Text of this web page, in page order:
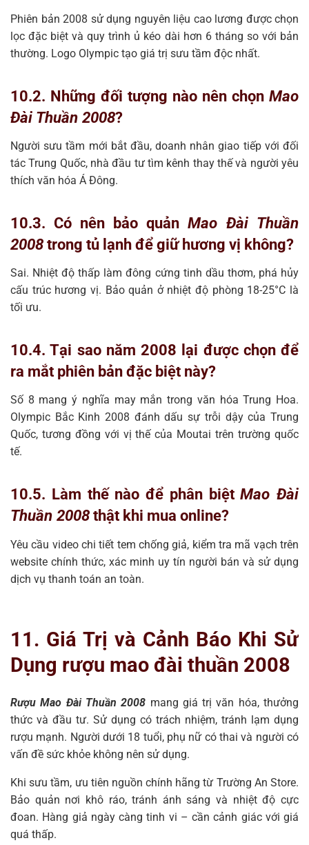
Phiên bản 2008 sử dụng nguyên liệu cao lương được chọn
lọc đặc biệt và quy trình ủ kéo dài hơn 6 tháng so với bản
thường. Logo Olympic tạo giá trị sưu tầm độc nhất.
10.2. Những đối tượng nào nên chọn Mao
Đài Thuần 2008?
Người sưu tầm mới bắt đầu, doanh nhân giao tiếp với đối
tác Trung Quốc, nhà đầu tư tìm kênh thay thế và người yêu
thích văn hóa Á Đông.
10.3. Có nên bảo quản Mao Đài Thuần
2008trong tủ lạnh để giữ hương vị không?
Sai. Nhiệt độ thấp làm đông cứng tinh dầu thơm, phá hủy
cấu trúc hương vị. Bảo quản ở nhiệt độ phòng 18-25°C là
tối ưu.
10.4. Tại sao năm 2008 lại được chọn để
ra mắt phiên bản đặc biệt này?
Số 8 mang ý nghĩa may mắn trong văn hóa Trung Hoa.
Olympic Bắc Kinh 2008 đánh dấu sự trỗi dậy của Trung
Quốc, tương đồng với vị thế của Moutai trên trường quốc
tế.
10.5. Làm thế nào để phân biệtMao Đài
Thuần 2008thật khi mua online?
Yêu cầu video chi tiết tem chống giả, kiểm tra mã vạch trên
website chính thức, xác minh uy tín người bán và sử dụng
dịch vụ thanh toán an toàn.
11. Giá Trị và Cảnh Báo Khi Sử
Dụng rượu mao đài thuần 2008
Rượu Mao Đài Thuần 2008 mang giá trị văn hóa, thưởng
thức và đầu tư. Sử dụng có trách nhiệm, tránh lạm dụng
rượu mạnh. Người dưới 18 tuổi, phụ nữ có thai và người có
vấn đề sức khỏe không nên sử dụng.
Khi sưu tầm, ưu tiên nguồn chính hãng từ Trường An Store.
Bảo quản nơi khô ráo, tránh ánh sáng và nhiệt độ cực
đoan. Hàng giả ngày càng tinh vi – cần cảnh giác với giá
quá thấp.